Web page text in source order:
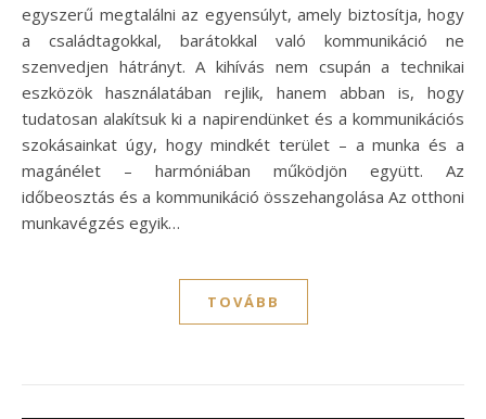
egyszerű megtalálni az egyensúlyt, amely biztosítja, hogy
a családtagokkal, barátokkal való kommunikáció ne
szenvedjen hátrányt. A kihívás nem csupán a technikai
eszközök használatában rejlik, hanem abban is, hogy
tudatosan alakítsuk ki a napirendünket és a kommunikációs
szokásainkat úgy, hogy mindkét terület – a munka és a
magánélet – harmóniában működjön együtt. Az
időbeosztás és a kommunikáció összehangolása Az otthoni
munkavégzés egyik…
TOVÁBB